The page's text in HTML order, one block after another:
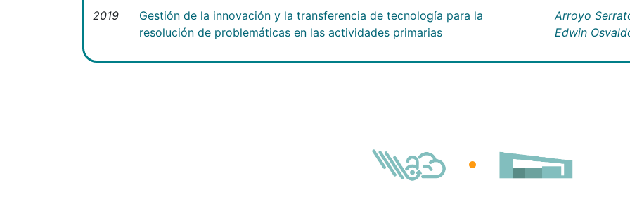
2019
Gestión de la innovación y la transferencia de tecnología para la
resolución de problemáticas en las actividades primarias
Arroyo
Edwin